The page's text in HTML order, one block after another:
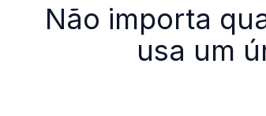
Não importa
usa um